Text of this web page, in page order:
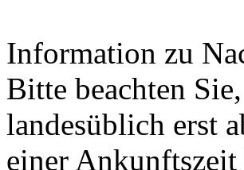
Information zu
Bitte beachten
landesüblich erst
einer